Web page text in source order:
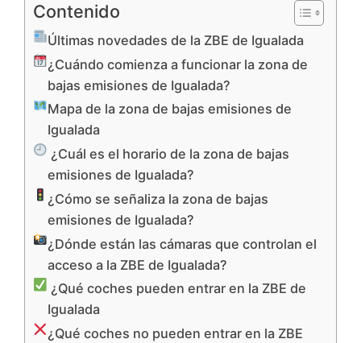
Contenido
Últimas novedades de la ZBE de Igualada
¿Cuándo comienza a funcionar la zona de
bajas emisiones de Igualada?
Mapa de la zona de bajas emisiones de
Igualada
¿Cuál es el horario de la zona de bajas
emisiones de Igualada?
¿Cómo se señaliza la zona de bajas
emisiones de Igualada?
¿Dónde están las cámaras que controlan el
acceso a la ZBE de Igualada?
¿Qué coches pueden entrar en la ZBE de
Igualada
¿Qué coches no pueden entrar en la ZBE